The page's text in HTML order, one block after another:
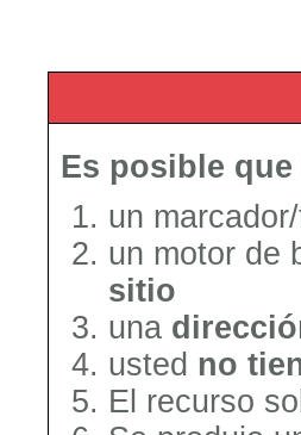
Es posible
un
un motor de
sitio
una
usted no
El recurso